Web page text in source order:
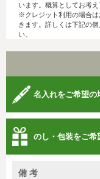
います。概算としてお考え
※クレジット利用の場合
きます。詳しくは下記の
い。
名入れをご希望の
のし・包装をご希
備 考